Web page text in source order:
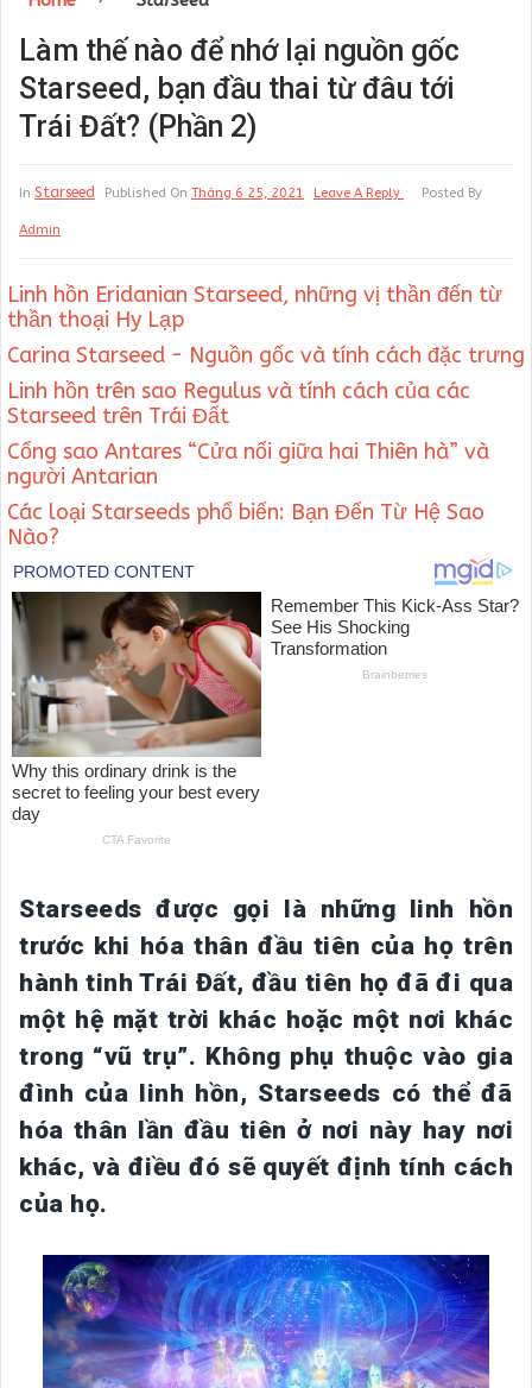
Làm thế nào để nhớ lại nguồn gốc
Starseed, bạn đầu thai từ đâu tới
Trái Đất? (Phần 2)
In Starseed Published On Tháng 6 25, 2021 Leave A Reply Posted By
Admin
Linh hồn Eridanian Starseed, những vị thần đến từ
thần thoại Hy Lạp
Carina Starseed - Nguồn gốc và tính cách đặc trưng
Linh hồn trên sao Regulus và tính cách của các
Starseed trên Trái Đất
Cổng sao Antares “Cửa nối giữa hai Thiên hà” và
người Antarian
Các loại Starseeds phổ biến: Bạn Đến Từ Hệ Sao
Nào?
Starseeds được gọi là những linh hồn
trước khi hóa thân đầu tiên của họ trên
hành tinh Trái Đất, đầu tiên họ đã đi qua
một hệ mặt trời khác hoặc một nơi khác
trong “vũ trụ”. Không phụ thuộc vào gia
đình của linh hồn, Starseeds có thể đã
hóa thân lần đầu tiên ở nơi này hay nơi
khác, và điều đó sẽ quyết định tính cách
của họ.